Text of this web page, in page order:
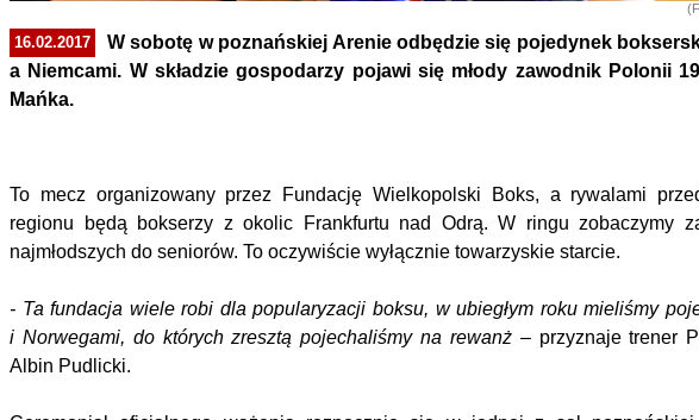
16.02.2017
W sobotę w poznańskiej Arenie odbędzie się pojedynek
a Niemcami. W składzie gospodarzy pojawi się młody zawodnik Polonii
Mańka.
To mecz organizowany przez Fundację Wielkopolski Boks, a rywalami
regionu będą bokserzy z okolic Frankfurtu nad Odrą. W ringu zobaczymy
najmłodszych do seniorów. To oczywiście wyłącznie towarzyskie starcie.
- Ta fundacja wiele robi dla popularyzacji boksu, w ubiegłym roku mieliśmy
i Norwegami, do których zresztą pojechaliśmy na rewanż– przyznaje trener
Albin Pudlicki.